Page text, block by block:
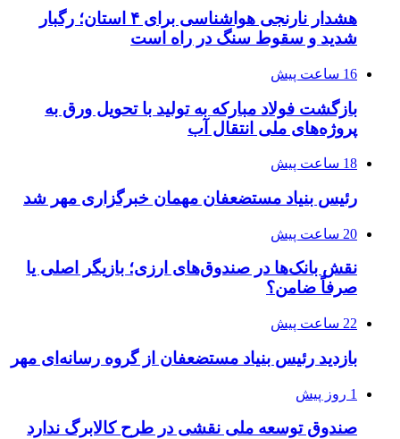
هشدار نارنجی هواشناسی برای ۴ استان؛ رگبار
شدید و سقوط سنگ در راه است
16 ساعت پیش
بازگشت فولاد مبارکه به تولید با تحویل ورق به
پروژه‌های ملی انتقال آب
18 ساعت پیش
رئیس بنیاد مستضعفان مهمان خبرگزاری مهر شد
20 ساعت پیش
نقش بانک‌ها در صندوق‌های ارزی؛ بازیگر اصلی یا
صرفاً ضامن؟
22 ساعت پیش
بازدید رئیس بنیاد مستضعفان از گروه رسانه‌ای مهر
1 روز پیش
صندوق توسعه ملی نقشی در طرح کالابرگ ندارد